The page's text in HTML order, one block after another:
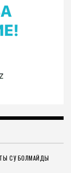
СУ БОЛМАЙДЫ